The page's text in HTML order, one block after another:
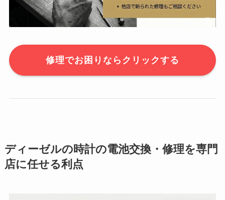
修理でお困りならクリックする
ディーゼルの時計の電池交換・修理を専門
店に任せる利点